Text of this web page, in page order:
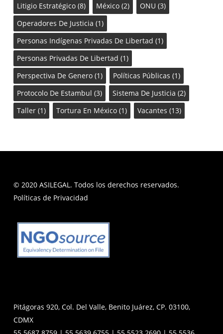
Litigio Estratégico(8) México(2) ONU (3)
Operadores De Justicia (1)
Personas Indígenas Privadas De Libertad (1)
Personas Privadas De Libertad (1)
Perspectiva De Genero(1) Políticas Públicas (1)
Protocolo De Estambul (3) Sistema De Justicia (2)
Taller(1) Tortura En México(1) Vacantes (13)
© 2020 ASILEGAL. Todos los derechos reservados.
Políticas de Privacidad
Pitágoras 920, Col. Del Valle, Benito Juárez, CP. 03100,
CDMX